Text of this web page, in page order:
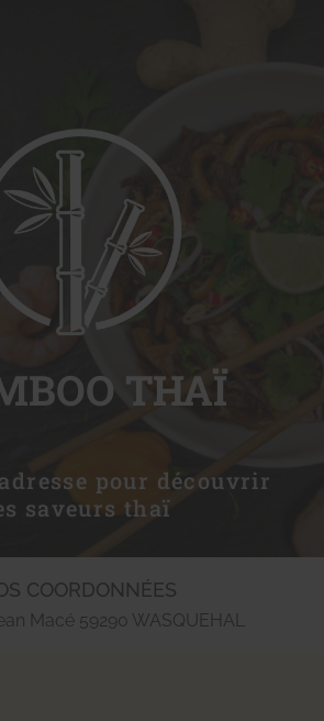
THAÏ
pour découvrir
saveurs thaï
COORDONNÉES
Macé 59290 WASQUEHAL